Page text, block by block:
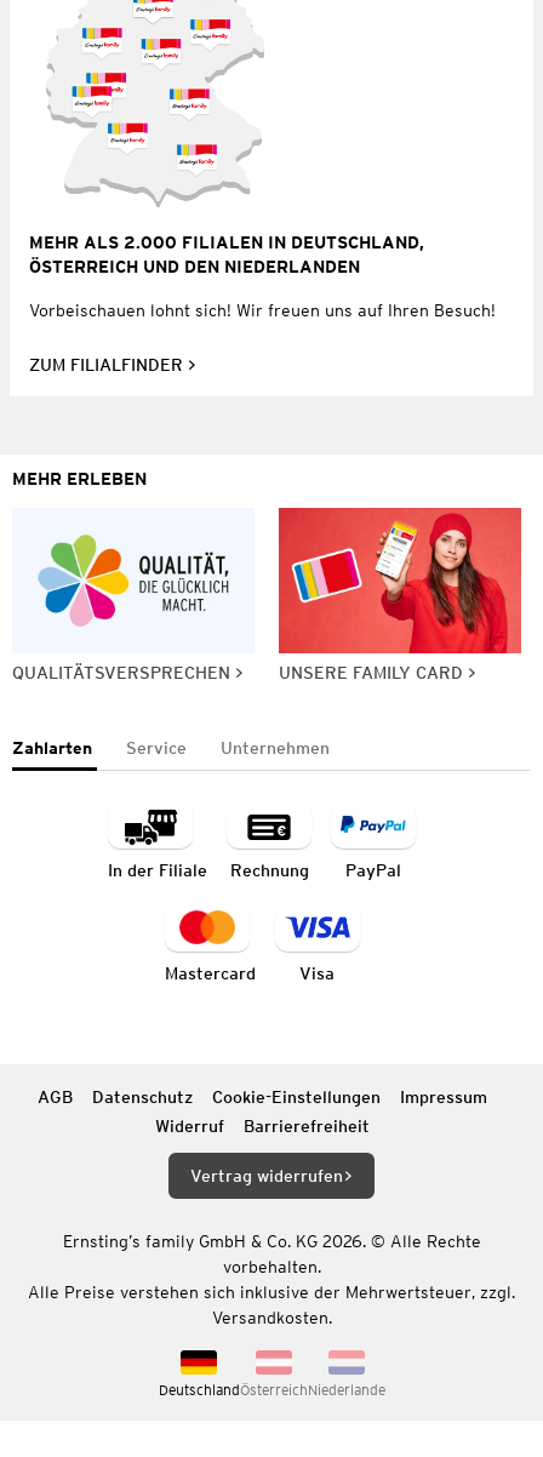
MEHR ALS 2.000 FILIALEN IN DEUTSCHLAND,
ÖSTERREICH UND DEN NIEDERLANDEN
Vorbeischauen lohnt sich! Wir freuen uns auf Ihren Besuch!
ZUM FILIALFINDER
MEHR ERLEBEN
QUALITÄTSVERSPRECHEN UNSERE FAMILY CARD
Zahlarten Service Unternehmen
In der Filiale Rechnung PayPal
Mastercard Visa
AGB Datenschutz Cookie-Einstellungen
Impressum
Widerruf
Barrierefreiheit
Vertrag widerrufen
Ernsting’s family GmbH & Co. KG 2026. © Alle Rechte
vorbehalten.
Alle Preise verstehen sich inklusive der Mehrwertsteuer, zzgl.
Versandkosten.
DeutschlandÖsterreichNiederlande